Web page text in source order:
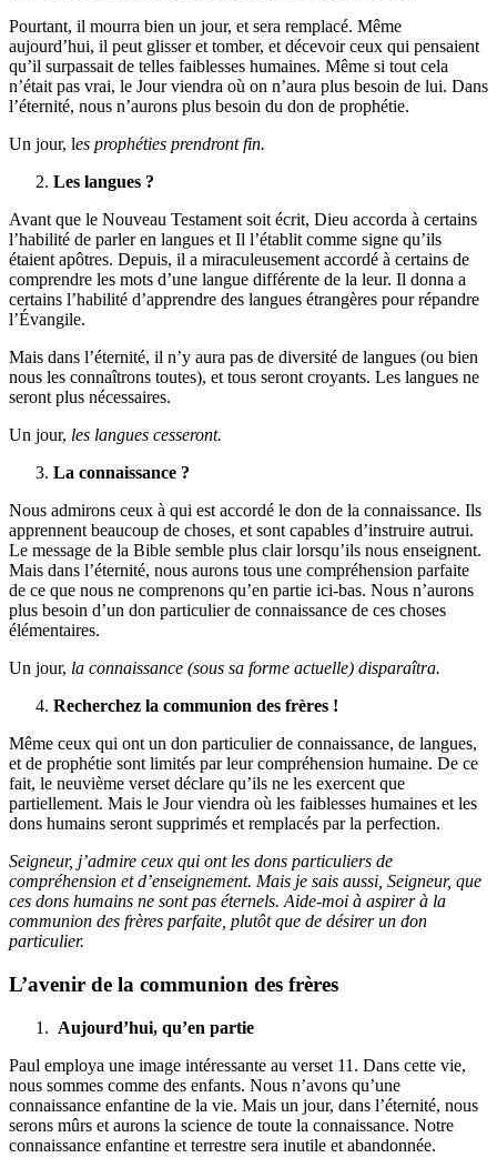
Pourtant, il mourra bien un jour, et sera remplacé. Même
aujourd’hui, il peut glisser et tomber, et décevoir ceux qui pensaient
qu’il surpassait de telles faiblesses humaines. Même si tout cela
n’était pas vrai, le Jour viendra où on n’aura plus besoin de lui. Dans
l’éternité, nous n’aurons plus besoin du don de prophétie.
Un jour, les prophéties prendront fin.
Les langues ?
Avant que le Nouveau Testament soit écrit, Dieu accorda à certains
l’habilité de parler en langues et Il l’établit comme signe qu’ils
étaient apôtres. Depuis, il a miraculeusement accordé à certains de
comprendre les mots d’une langue différente de la leur. Il donna a
certains l’habilité d’apprendre des langues étrangères pour répandre
l’Évangile.
Mais dans l’éternité, il n’y aura pas de diversité de langues (ou bien
nous les connaîtrons toutes), et tous seront croyants. Les langues ne
seront plus nécessaires.
Un jour, les langues cesseront.
La connaissance ?
Nous admirons ceux à qui est accordé le don de la connaissance. Ils
apprennent beaucoup de choses, et sont capables d’instruire autrui.
Le message de la Bible semble plus clair lorsqu’ils nous enseignent.
Mais dans l’éternité, nous aurons tous une compréhension parfaite
de ce que nous ne comprenons qu’en partie ici-bas. Nous n’aurons
plus besoin d’un don particulier de connaissance de ces choses
élémentaires.
Un jour, la connaissance (sous sa forme actuelle) disparaîtra.
Recherchez la communion des frères !
Même ceux qui ont un don particulier de connaissance, de langues,
et de prophétie sont limités par leur compréhension humaine. De ce
fait, le neuvième verset déclare qu’ils ne les exercent que
partiellement. Mais le Jour viendra où les faiblesses humaines et les
dons humains seront supprimés et remplacés par la perfection.
Seigneur, j’admire ceux qui ont les dons particuliers de
compréhension et d’enseignement. Mais je sais aussi, Seigneur, que
ces dons humains ne sont pas éternels. Aide-moi à aspirer à la
communion des frères parfaite, plutôt que de désirer un don
particulier.
L’avenir de la communion des frères
Aujourd’hui, qu’en partie
Paul employa une image intéressante au verset 11. Dans cette vie,
nous sommes comme des enfants. Nous n’avons qu’une
connaissance enfantine de la vie. Mais un jour, dans l’éternité, nous
serons mûrs et aurons la science de toute la connaissance. Notre
connaissance enfantine et terrestre sera inutile et abandonnée.